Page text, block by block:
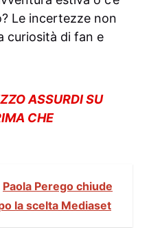
Le incertezze non
curiosità di fan e
ASSURDI SU
CHE
Paola Perego chiude
la scelta Mediaset